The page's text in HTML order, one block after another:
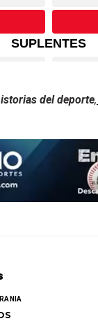
del deporte,